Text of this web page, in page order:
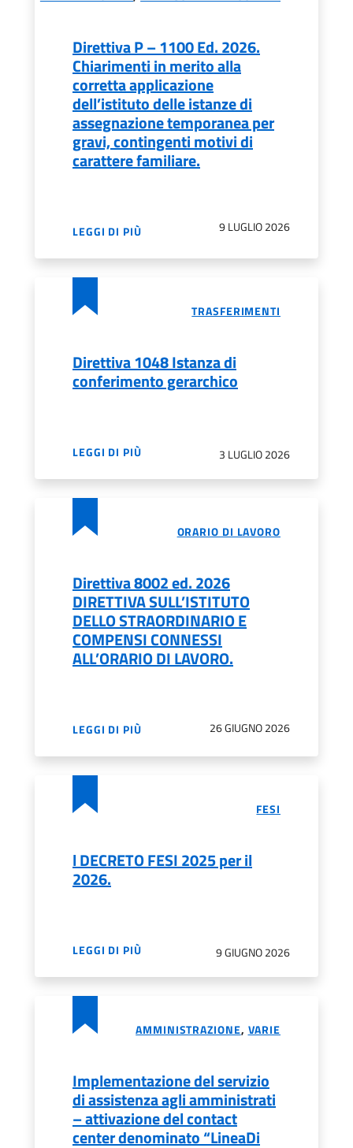
Direttiva P – 1100 Ed. 2026.
Chiarimenti in merito alla
corretta applicazione
dell’istituto delle istanze di
assegnazione temporanea per
gravi, contingenti motivi di
carattere familiare.
9 LUGLIO 2026
LEGGI DI PIÙ
TRASFERIMENTI
Direttiva 1048 Istanza di
conferimento gerarchico
3 LUGLIO 2026
LEGGI DI PIÙ
ORARIO DI LAVORO
Direttiva 8002 ed. 2026
DIRETTIVA SULL’ISTITUTO
DELLO STRAORDINARIO E
COMPENSI CONNESSI
ALL’ORARIO DI LAVORO.
26 GIUGNO 2026
LEGGI DI PIÙ
FESI
l DECRETO FESI 2025 per il
2026.
9 GIUGNO 2026
LEGGI DI PIÙ
AMMINISTRAZIONE, VARIE
Implementazione del servizio
di assistenza agli amministrati
– attivazione del contact
center denominato “LineaDi